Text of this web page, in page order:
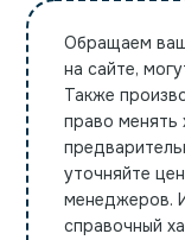
Обращаем
на сайте,
Также
право менять
уточняйте
менеджеров.
справочный